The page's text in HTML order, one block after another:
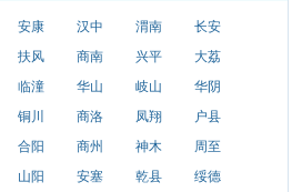
安康 汉中 渭南
长安
扶风 商南 兴平
大荔
临潼 华山 岐山
华阴
铜川 商洛 凤翔
户县
合阳 商州 神木
周至
山阳 安塞 乾县
绥德